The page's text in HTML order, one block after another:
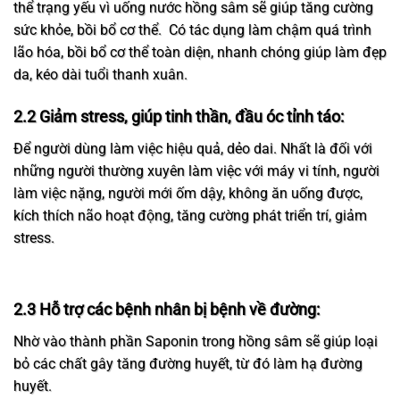
thể trạng yếu vì uống nước hồng sâm sẽ giúp tăng cường
sức khỏe, bồi bổ cơ thể. Có tác dụng làm chậm quá trình
lão hóa, bồi bổ cơ thể toàn diện, nhanh chóng giúp làm đẹp
da, kéo dài tuổi thanh xuân.
2.2 Giảm stress, giúp tinh thần, đầu óc tỉnh táo:
Để người dùng làm việc hiệu quả, dẻo dai. Nhất là đối với
những người thường xuyên làm việc với máy vi tính, người
làm việc nặng, người mới ốm dậy, không ăn uống được,
kích thích não hoạt động, tăng cường phát triển trí, giảm
stress.
2.3 Hỗ trợ các bệnh nhân bị bệnh về đường:
Nhờ vào thành phần Saponin trong hồng sâm sẽ giúp loại
bỏ các chất gây tăng đường huyết, từ đó làm hạ đường
huyết.